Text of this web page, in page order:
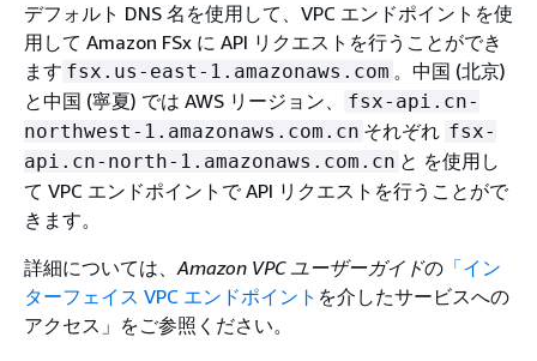
デフォルト DNS 名を使用して、VPC エンドポイントを使
用して Amazon FSx に API リクエストを行うことができ
ます fsx.us-east-1.amazonaws.com 。中国 (北京)
と中国 (寧夏) では AWS リージョン、
fsx-api.cn-
northwest-1.amazonaws.com.cn それぞれ fsx-
api.cn-north-1.amazonaws.com.cn と を使用し
て VPC エンドポイントで API リクエストを行うことがで
きます。
詳細については、Amazon VPC ユーザーガイドの 「イン
ターフェイス VPC エンドポイント を介したサービスへの
アクセス」をご参照ください。